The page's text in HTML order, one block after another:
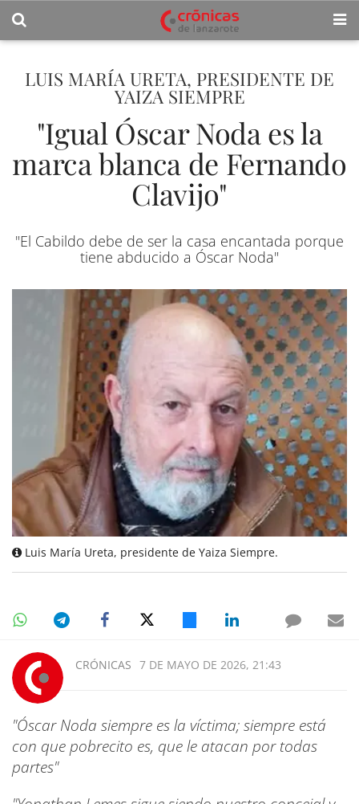
LUIS MARÍA URETA, PRESIDENTE DE
YAIZA SIEMPRE
"Igual Óscar Noda es la
marca blanca de Fernando
Clavijo"
"El Cabildo debe de ser la casa encantada porque
tiene abducido a Óscar Noda"
Luis María Ureta, presidente de Yaiza Siempre.
CRÓNICAS 7 DE MAYO DE 2026, 21:43
"Óscar Noda siempre es la víctima; siempre está
con que pobrecito es, que le atacan por todas
partes"